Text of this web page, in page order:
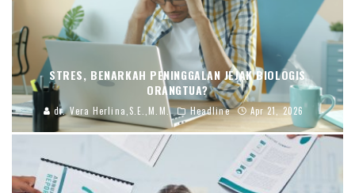
STRES, BENARKAH PENINGGALAN JEJAK BIOLOGIS
ORANGTUA?
dr. Vera Herlina,S.E.,M.M. Headline Apr 21, 2026